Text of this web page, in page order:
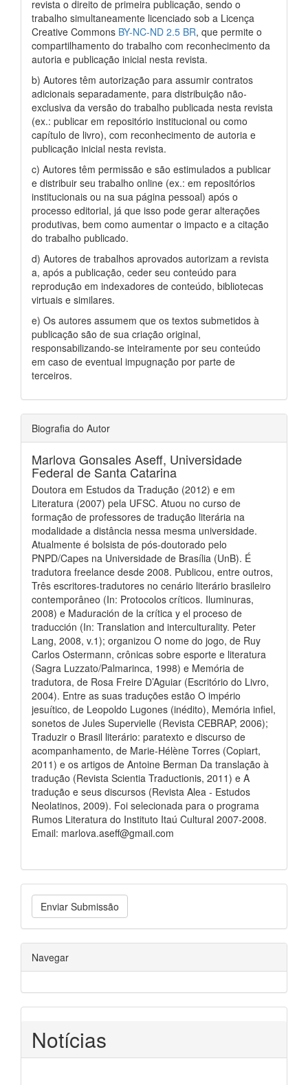
revista o direito de primeira publicação, sendo o
trabalho simultaneamente licenciado sob a Licença
Creative Commons BY-NC-ND 2.5 BR, que permite o
compartilhamento do trabalho com reconhecimento da
autoria e publicação inicial nesta revista.
b) Autores têm autorização para assumir contratos
adicionais separadamente, para distribuição não-
exclusiva da versão do trabalho publicada nesta revista
(ex.: publicar em repositório institucional ou como
capítulo de livro), com reconhecimento de autoria e
publicação inicial nesta revista.
c) Autores têm permissão e são estimulados a publicar
e distribuir seu trabalho online (ex.: em repositórios
institucionais ou na sua página pessoal) após o
processo editorial, já que isso pode gerar alterações
produtivas, bem como aumentar o impacto e a citação
do trabalho publicado.
d) Autores de trabalhos aprovados autorizam a revista
a, após a publicação, ceder seu conteúdo para
reprodução em indexadores de conteúdo, bibliotecas
virtuais e similares.
e) Os autores assumem que os textos submetidos à
publicação são de sua criação original,
responsabilizando-se inteiramente por seu conteúdo
em caso de eventual impugnação por parte de
terceiros.
Biografia do Autor
Marlova Gonsales Aseff, Universidade
Federal de Santa Catarina
Doutora em Estudos da Tradução (2012) e em
Literatura (2007) pela UFSC. Atuou no curso de
formação de professores de tradução literária na
modalidade a distância nessa mesma universidade.
Atualmente é bolsista de pós-doutorado pelo
PNPD/Capes na Universidade de Brasília (UnB). É
tradutora freelance desde 2008. Publicou, entre outros,
Três escritores-tradutores no cenário literário brasileiro
contemporâneo (In: Protocolos críticos. Iluminuras,
2008) e Maduración de la crítica y el proceso de
traducción (In: Translation and interculturality. Peter
Lang, 2008, v.1); organizou O nome do jogo, de Ruy
Carlos Ostermann, crônicas sobre esporte e literatura
(Sagra Luzzato/Palmarinca, 1998) e Memória de
tradutora, de Rosa Freire D’Aguiar (Escritório do Livro,
2004). Entre as suas traduções estão O império
jesuítico, de Leopoldo Lugones (inédito), Memória infiel,
sonetos de Jules Supervielle (Revista CEBRAP, 2006);
Traduzir o Brasil literário: paratexto e discurso de
acompanhamento, de Marie-Hélène Torres (Copiart,
2011) e os artigos de Antoine Berman Da translação à
tradução (Revista Scientia Traductionis, 2011) e A
tradução e seus discursos (Revista Alea - Estudos
Neolatinos, 2009). Foi selecionada para o programa
Rumos Literatura do Instituto Itaú Cultural 2007-2008.
Email: marlova.aseff@gmail.com
Enviar Submissão
Navegar
Notícias